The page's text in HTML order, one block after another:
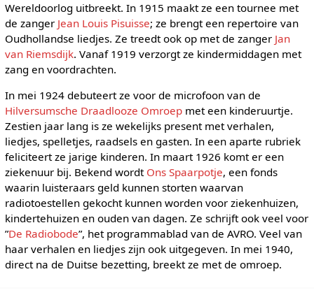
Wereldoorlog uitbreekt. In 1915 maakt ze een tournee met
de zanger Jean Louis Pisuisse; ze brengt een repertoire van
Oudhollandse liedjes. Ze treedt ook op met de zanger Jan
van Riemsdijk. Vanaf 1919 verzorgt ze kindermiddagen met
zang en voordrachten.
In mei 1924 debuteert ze voor de microfoon van de
Hilversumsche Draadlooze Omroepmet een kinderuurtje.
Zestien jaar lang is ze wekelijks present met verhalen,
liedjes, spelletjes, raadsels en gasten. In een aparte rubriek
feliciteert ze jarige kinderen. In maart 1926 komt er een
ziekenuur bij. Bekend wordt Ons Spaarpotje, een fonds
waarin luisteraars geld kunnen storten waarvan
radiotoestellen gekocht kunnen worden voor ziekenhuizen,
kindertehuizen en ouden van dagen. Ze schrijft ook veel voor
”De Radiobode”, het programmablad van de AVRO. Veel van
haar verhalen en liedjes zijn ook uitgegeven. In mei 1940,
direct na de Duitse bezetting, breekt ze met de omroep.